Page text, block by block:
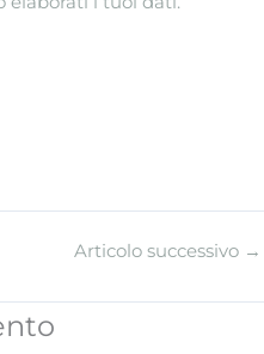
Articolo successivo →